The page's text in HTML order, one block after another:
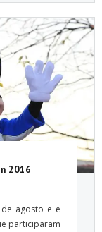
2016
agosto e e
participaram